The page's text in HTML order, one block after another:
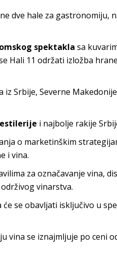
dve hale za gastronomiju,
spektakla sa
Hali 11 održati izložba
Srbije, Severne
i najbolje rakije
o marketinškim
i vina.
za označavanje vina,
vinarstva.
će se obavljati isključivo u
vina se iznajmljuje po ceni